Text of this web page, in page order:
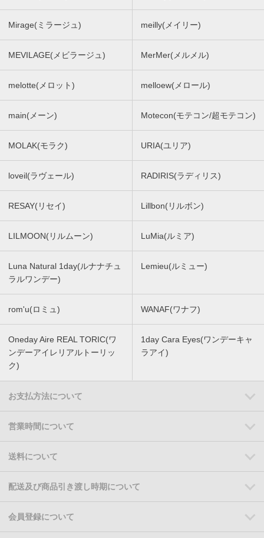
Mirage(ミラージュ) meilly(メイリー)
MEVILAGE(メビラージュ) MerMer(メルメル)
melotte(メロット) melloew(メロール)
main(メーン) Motecon(モテコン/超モテコン)
MOLAK(モラク) URIA(ユリア)
loveil(ラヴェール) RADIRIS(ラディリス)
RESAY(リセイ) Lillbon(リルボン)
LILMOON(リルムーン) LuMia(ルミア)
Luna Natural 1day(ルナナチュ
ラルワンデー)
Lemieu(ルミュー)
rom'u(ロミュ) WANAF(ワナフ)
Oneday Aire REAL TORIC(ワ
ンデーアイレリアルトーリッ
ク)
1day Cara Eyes(ワンデーキャ
ラアイ)
お支払方法について
営業時間について
送料について
配送及び商品引き渡し時期について
会員登録について